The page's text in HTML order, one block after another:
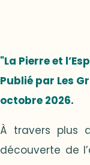
"La Pierre et
Publié par Les
octobre 2026.
À travers plus
découverte de